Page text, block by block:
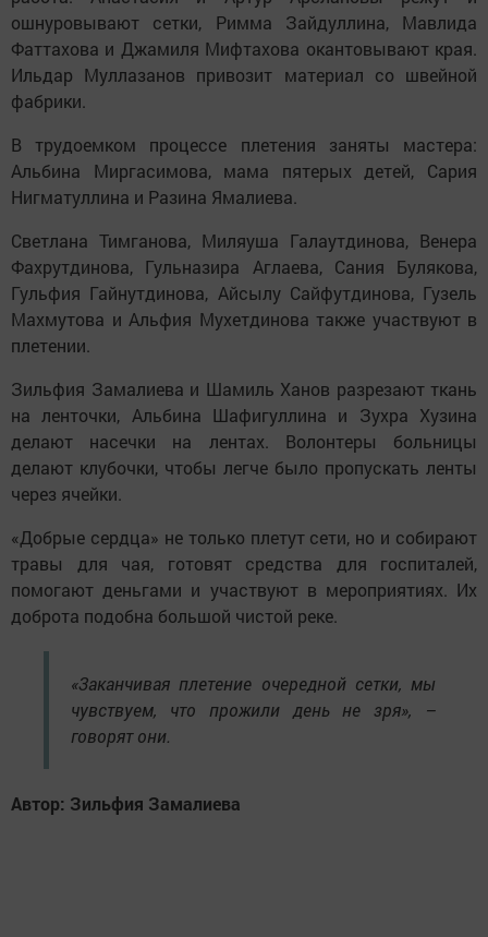
ошнуровывают сетки, Римма Зайдуллина, Мавлида
Фаттахова и Джамиля Мифтахова окантовывают края.
Ильдар Муллазанов привозит материал со швейной
фабрики.
В трудоемком процессе плетения заняты мастера:
Альбина Миргасимова, мама пятерых детей, Сария
Нигматуллина и Разина Ямалиева.
Светлана Тимганова, Миляуша Галаутдинова, Венера
Фахрутдинова, Гульназира Аглаева, Сания Булякова,
Гульфия Гайнутдинова, Айсылу Сайфутдинова, Гузель
Махмутова и Альфия Мухетдинова также участвуют в
плетении.
Зильфия Замалиева и Шамиль Ханов разрезают ткань
на ленточки, Альбина Шафигуллина и Зухра Хузина
делают насечки на лентах. Волонтеры больницы
делают клубочки, чтобы легче было пропускать ленты
через ячейки.
«Добрые сердца» не только плетут сети, но и собирают
травы для чая, готовят средства для госпиталей,
помогают деньгами и участвуют в мероприятиях. Их
доброта подобна большой чистой реке.
«Заканчивая плетение очередной сетки, мы
чувствуем, что прожили день не зря», –
говорят они.
Автор: Зильфия Замалиева